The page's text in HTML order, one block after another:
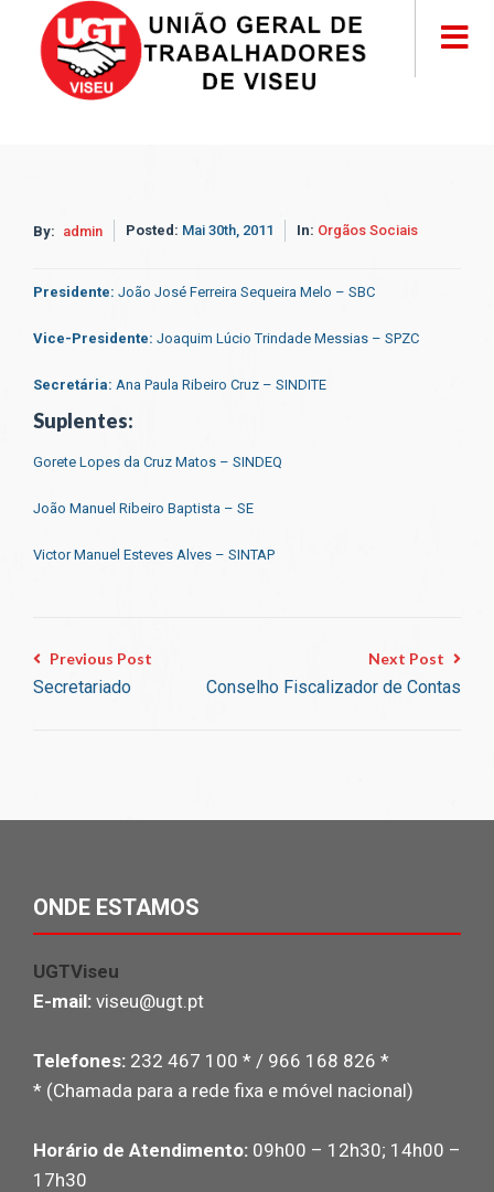
By: admin Posted: Mai 30th, 2011 In: Orgãos Sociais
Presidente: João José Ferreira Sequeira Melo – SBC
Vice-Presidente: Joaquim Lúcio Trindade Messias – SPZC
Secretária: Ana Paula Ribeiro Cruz – SINDITE
Suplentes:
Gorete Lopes da Cruz Matos – SINDEQ
João Manuel Ribeiro Baptista – SE
Victor Manuel Esteves Alves – SINTAP
Previous Post
Secretariado
Next Post
Conselho Fiscalizador de Contas
ONDE ESTAMOS
UGTViseu
E-mail: viseu@ugt.pt
Telefones: 232 467 100 * / 966 168 826 *
* (Chamada para a rede fixa e móvel nacional)
Horário de Atendimento: 09h00 – 12h30; 14h00 –
17h30